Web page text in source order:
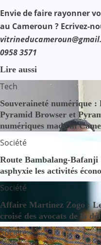
Envie de faire rayonner
au Cameroun ? Ecrivez-
0958 3571
Lire aussi
Tech
Souveraineté numérique
Pyramid Browser et
numériques made in
Société
Route Bambalang-Bafanji
asphyxie les activités
Société
Affaire Martinez Zogo :
croisé des avocats de la
Société